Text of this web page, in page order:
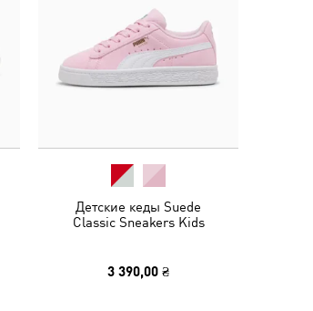
Детские кеды Suede
Classic Sneakers Kids
3 390,00 ₴